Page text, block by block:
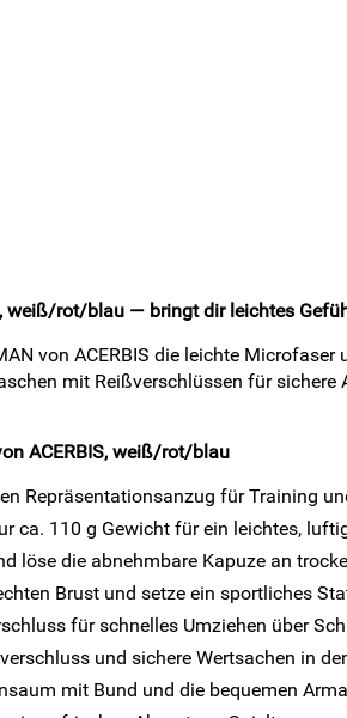
weiß/rot/blau — bringt dir leichtes
von ACERBIS die leichte
mit Reißverschlüssen für
ACERBIS, weiß/rot/blau
Repräsentationsanzug für Training
ca. 110 g Gewicht für ein leichtes,
löse die abnehmbare Kapuze an
Brust und setze ein sportliches
für schnelles Umziehen über
und sichere Wertsachen in
mit Bund und die bequemen